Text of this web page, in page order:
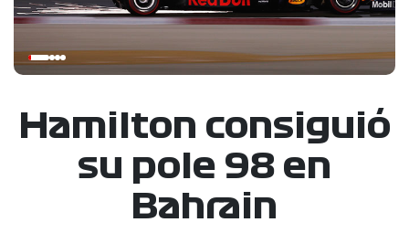
Hamilton consiguió
su pole 98 en
Bahrain